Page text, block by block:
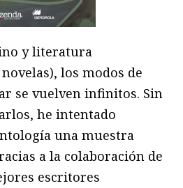
y literatura
los modos de
se vuelven infinitos. Sin
he intentado
una muestra
a la colaboración de
escritores